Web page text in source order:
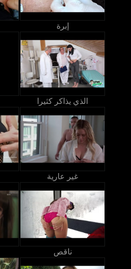
إبرة
الذي يذاكر كثيرا
غير عارية
ناقص